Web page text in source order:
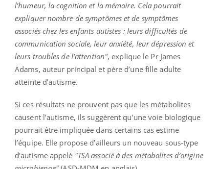
l’humeur, la cognition et la mémoire. Cela pourrait
expliquer nombre de symptômes et de symptômes
associés chez les enfants autistes : leurs difficultés de
communication sociale, leur anxiété, leur dépression et
leurs troubles de l’attention", explique le Pr James
Adams, auteur principal et père d’une fille adulte
atteinte d’autisme.
Si ces résultats ne prouvent pas que les métabolites
causent l’autisme, ils suggèrent qu’une voie biologique
pourrait être impliquée dans certains cas estime
l’équipe. Elle propose d’ailleurs un nouveau sous-type
d’autisme appelé "TSA associé à des métabolites d’origine